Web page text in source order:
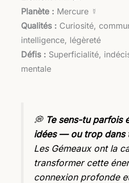
Planète : Mercure ☿
Qualités : Curiosité,
intelligence, légèreté
Défis : Superficialité,
mentale
💭 Te sens-tu parfois
idées — ou trop dans
Les Gémeaux ont la
transformer cette
connexion profonde